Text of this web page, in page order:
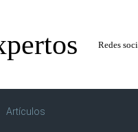
Redes
Artículos